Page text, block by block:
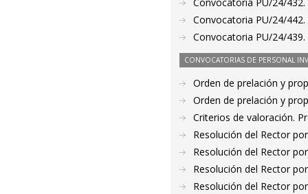
Convocatoria PU/24/
Convocatoria PU/24/
CONVOCATORIAS DE PERSONAL
Orden de prelación y
Orden de prelación y
Criterios de valoración.
Resolución del Rector
Resolución del Rector
Resolución del Rector
Resolución del Rector